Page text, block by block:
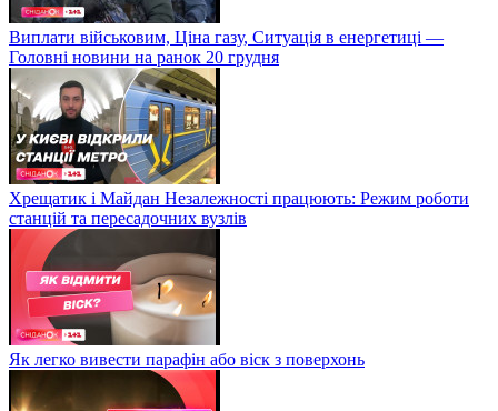
Виплати військовим, Ціна газу, Ситуація в енергетиці —
Головні новини на ранок 20 грудня
Хрещатик і Майдан Незалежності працюють: Режим роботи
станцій та пересадочних вузлів
Як легко вивести парафін або віск з поверхонь